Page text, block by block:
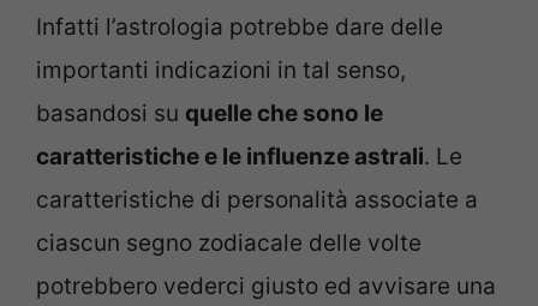
Infatti l’astrologia potrebbe dare delle
importanti indicazioni in tal senso,
basandosi su quelle che sono le
caratteristiche e le influenze astrali. Le
caratteristiche di personalità associate a
ciascun segno zodiacale delle volte
potrebbero vederci giusto ed avvisare una